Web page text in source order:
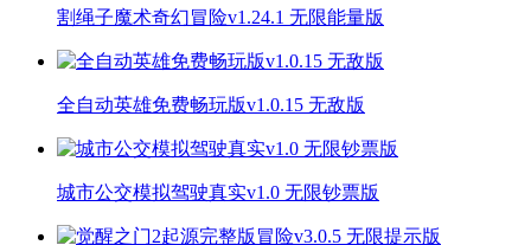
割绳子魔术奇幻冒险v1.24.1 无限能量版
全自动英雄免费畅玩版v1.0.15 无敌版
城市公交模拟驾驶真实v1.0 无限钞票版